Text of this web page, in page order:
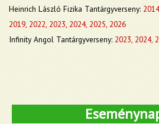
Heinrich László Fizika Tantárgyverseny:
2019, 2022, 2023, 2024, 2025, 2026
Infinity Angol Tantárgyverseny: 2023, 2024,